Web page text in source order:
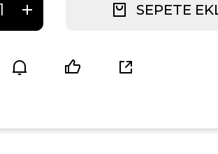
SEPETE